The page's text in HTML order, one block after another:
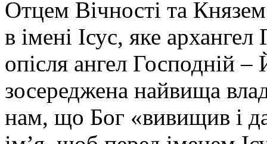
Отцем Вічності та
в імені Ісус, яке архангел
опісля ангел Господній
зосереджена найвища
нам, що Бог «вивищив і